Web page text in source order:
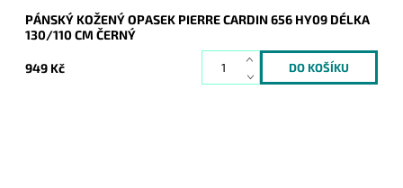
PÁNSKÝ KOŽENÝ OPASEK PIERRE CARDIN 656 HY09 DÉLKA
130/110 CM ČERNÝ
949 Kč